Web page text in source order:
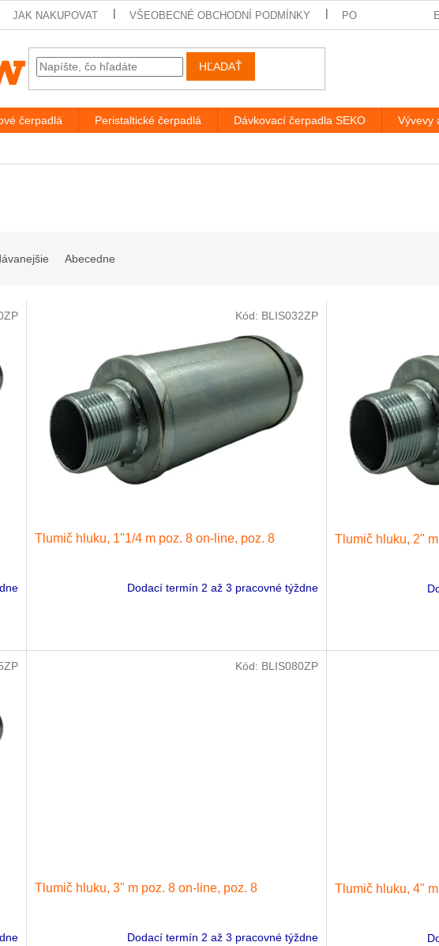
JAK NAKUPOVAT VŠEOBECNÉ OBCHODNÍ PODMÍNKY PODMÍNKY
HĽADAŤ
čerpadlá Peristaltické čerpadlá Dávkovací čerpadla SEKO Vývevy
Abecedne
Tlumič hluku, 1"1/4 m poz. 8 on-line, poz. 8
Dodací termín 2 až 3 pracovné týždne
Kód: BLIS032ZP
Tlumič hluku, 2"
Tlumič hluku, 3" m poz. 8 on-line, poz. 8
Dodací termín 2 až 3 pracovné týždne
Kód: BLIS080ZP
Tlumič hluku, 4"